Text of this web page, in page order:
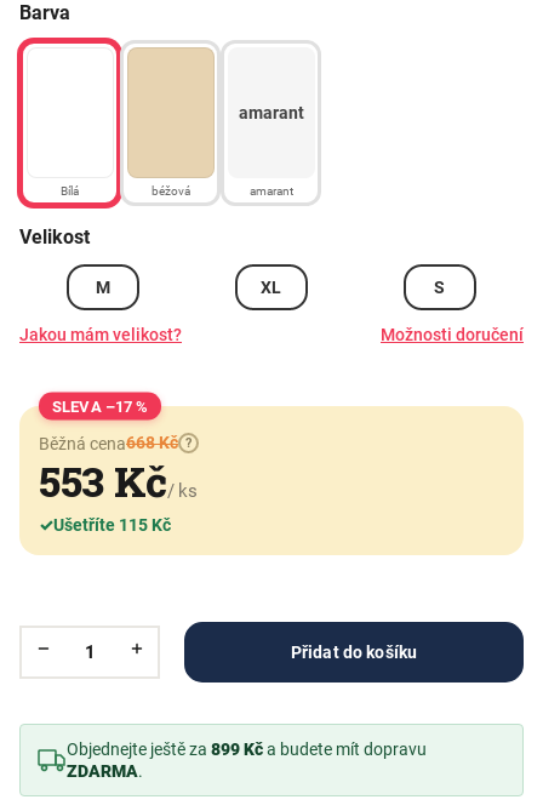
Barva
Bílá béžová
amarant
amarant
Velikost
M XL S
Jakou mám velikost? Možnosti doručení
–17 %
Běžná cena668 Kč ?
553 Kč/ ks
✓Ušetříte 115 Kč
Přidat do košíku
Objednejte ještě za 899 Kča budete mít dopravu
ZDARMA.